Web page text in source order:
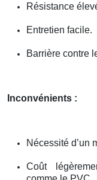
Résistance
Entretien facile.
Barrière contre
Inconvénients :
Nécessité d’un
Coût